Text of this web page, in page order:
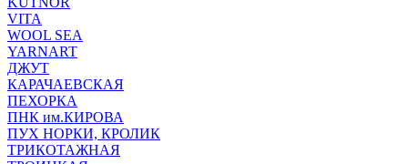
VITA
WOOL SEA
YARNART
ДЖУТ
КАРАЧАЕВСКАЯ
ПЕХОРКА
ПНК им.КИРОВА
ПУХ НОРКИ, КРОЛИК
ТРИКОТАЖНАЯ